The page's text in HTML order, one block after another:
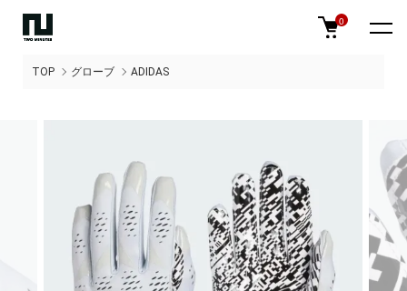
0
TOP グローブ ADIDAS